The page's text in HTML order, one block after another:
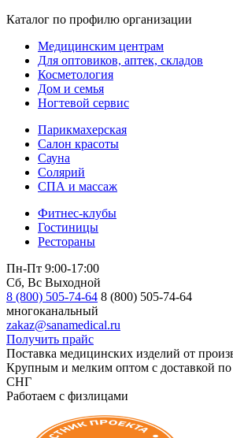
Каталог по профилю организации
Медицинским центрам
Для оптовиков, аптек, складов
Косметология
Дом и семья
Ногтевой сервис
Парикмахерская
Салон красоты
Сауна
Солярий
СПА и массаж
Фитнес-клубы
Гостиницы
Рестораны
Пн-Пт 9:00-17:00
Сб, Вс Выходной
8 (800) 505-74-64 8 (800) 505-74-64
многоканальный
zakaz@sanamedical.ru
Получить прайс
Поставка медицинских изделий от
Крупным и мелким оптом с доставкой по
СНГ
Работаем с физлицами